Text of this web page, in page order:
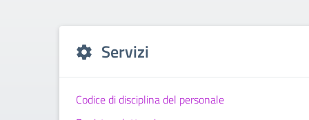
Servizi
Codice di disciplina del personale